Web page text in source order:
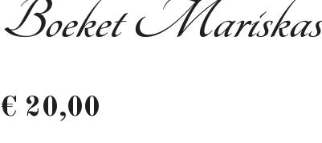
Boeket Mariskas
€ 20,00